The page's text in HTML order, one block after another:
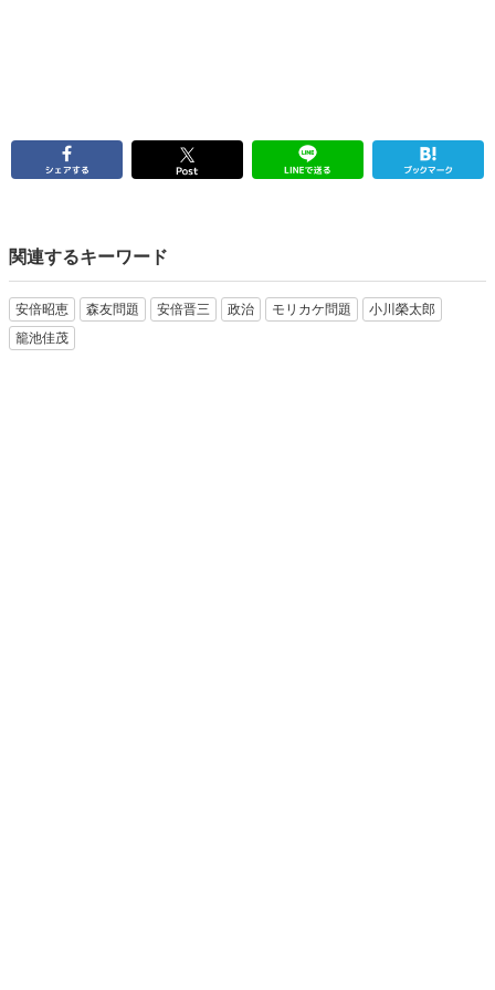
関連するキーワード
安倍昭恵 森友問題 安倍晋三 政治 モリカケ問題
小川榮太郎
籠池佳茂